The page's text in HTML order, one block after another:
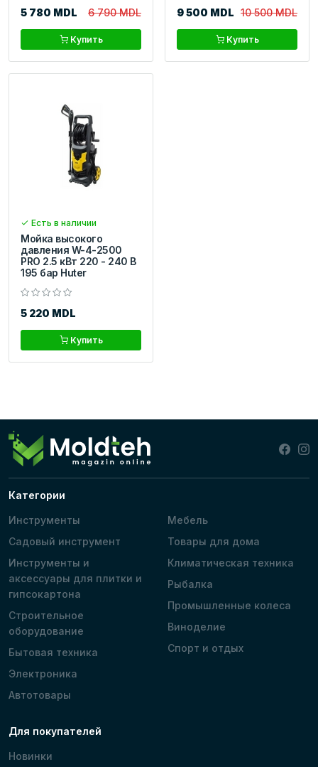
5 780 MDL 6 790 MDL
Купить
9 500 MDL 10 500 MDL
Купить
Есть в наличии
Мойка высокого
давления W-4-2500
PRO 2.5 кВт 220 - 240 В
195 бар Huter
5 220 MDL
Купить
Категории
Инструменты
Садовый инструмент
Инструменты и
аксессуары для плитки и
гипсокартона
Строительное
оборудование
Бытовая техника
Электроника
Автотовары
Мебель
Товары для дома
Климатическая техника
Рыбалка
Промышленные колеса
Виноделие
Спорт и отдых
Для покупателей
Новинки